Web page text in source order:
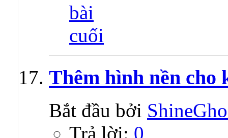
Thêm hình nền cho
Bắt đầu bởi
Trả lời: 0